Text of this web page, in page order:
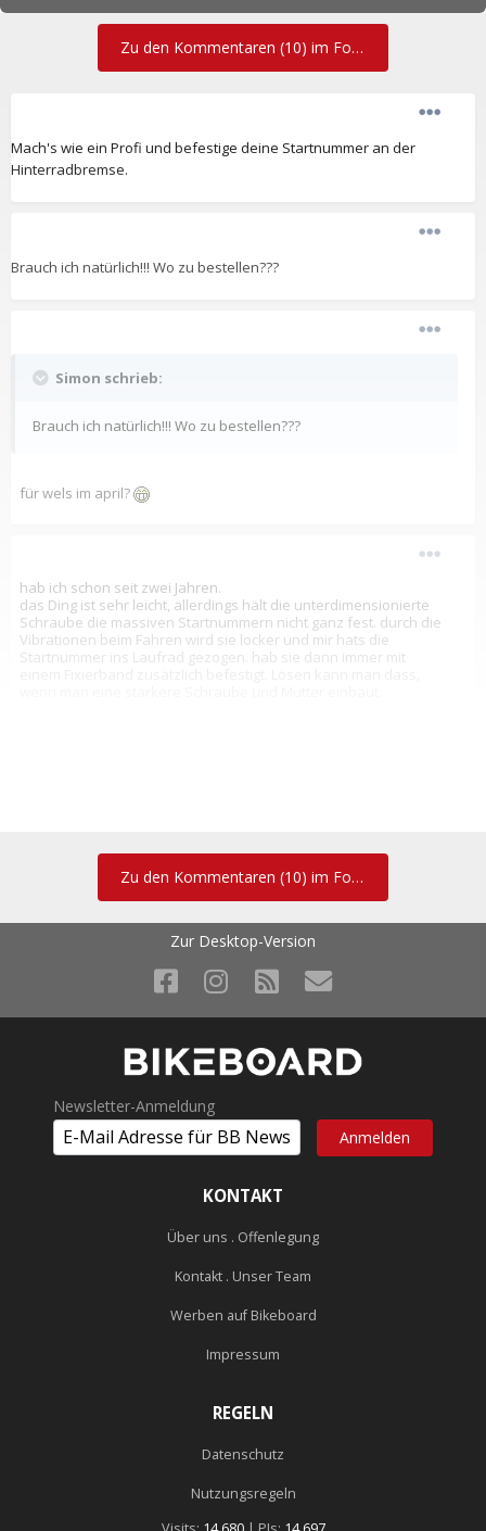
Zu den Kommentaren (10) im Forum
Mach's wie ein Profi und befestige deine Startnummer an der
Hinterradbremse.
Brauch ich natürlich!!! Wo zu bestellen???
Simon schrieb:
Brauch ich natürlich!!! Wo zu bestellen???
für wels im april?
hab ich schon seit zwei Jahren.
das Ding ist sehr leicht, allerdings hält die unterdimensionierte
Schraube die massiven Startnummern nicht ganz fest. durch die
Vibrationen beim Fahren wird sie locker und mir hats die
Startnummer ins Laufrad gezogen. hab sie dann immer mit
das Ding ist sehr leicht, allerdings hält die
unterdimensionierte Schraube die massiven
Startnummern nicht ganz fest. durch die Vibrationen beim
Fahren wird sie locker und mir hats die Startnummer ins
Laufrad gezogen. hab sie dann immer mit einem Fixierband
zusätzlich befestigt. Lösen kann man dass, wenn man eine
stärkere Schraube und Mutter einbaut.
das auf deinen Fotos sieht etwas anders aus als meines, das
eppa wurde etwas geändert?
das auf deinen Fotos sieht etwas anders aus als meines, das
eppa wurde etwas geändert?
Meiner Meinung nach die Schraube, das Distanz-Gummiringerl
und das Gewinde. Außerdem sieht beim alten die "Verklebung"
am Halter anders aus.
Zu den Kommentaren (10) im Forum
Zur Desktop-Version
Newsletter-Anmeldung
KONTAKT
Über uns . Offenlegung
Kontakt . Unser Team
Werben auf Bikeboard
Impressum
REGELN
Datenschutz
Nutzungsregeln